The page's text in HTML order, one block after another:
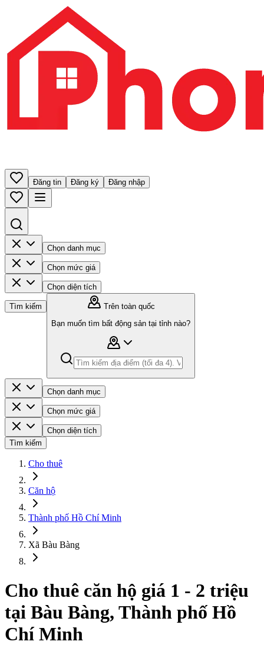
Đăng tin Đăng ký Đăng nhập
Chọn danh mục
Chọn mức giá
Chọn diện tích
Tìm kiếm
Trên toàn quốc
Bạn muốn tìm bất động sản tại tỉnh nào?
Chọn danh mục
Chọn mức giá
Chọn diện tích
Tìm kiếm
Cho thuê
Căn hộ
Thành phố Hồ Chí Minh
Xã Bàu Bàng
Cho thuê căn hộ giá 1 - 2 triệu
tại Bàu Bàng, Thành phố Hồ
Chí Minh